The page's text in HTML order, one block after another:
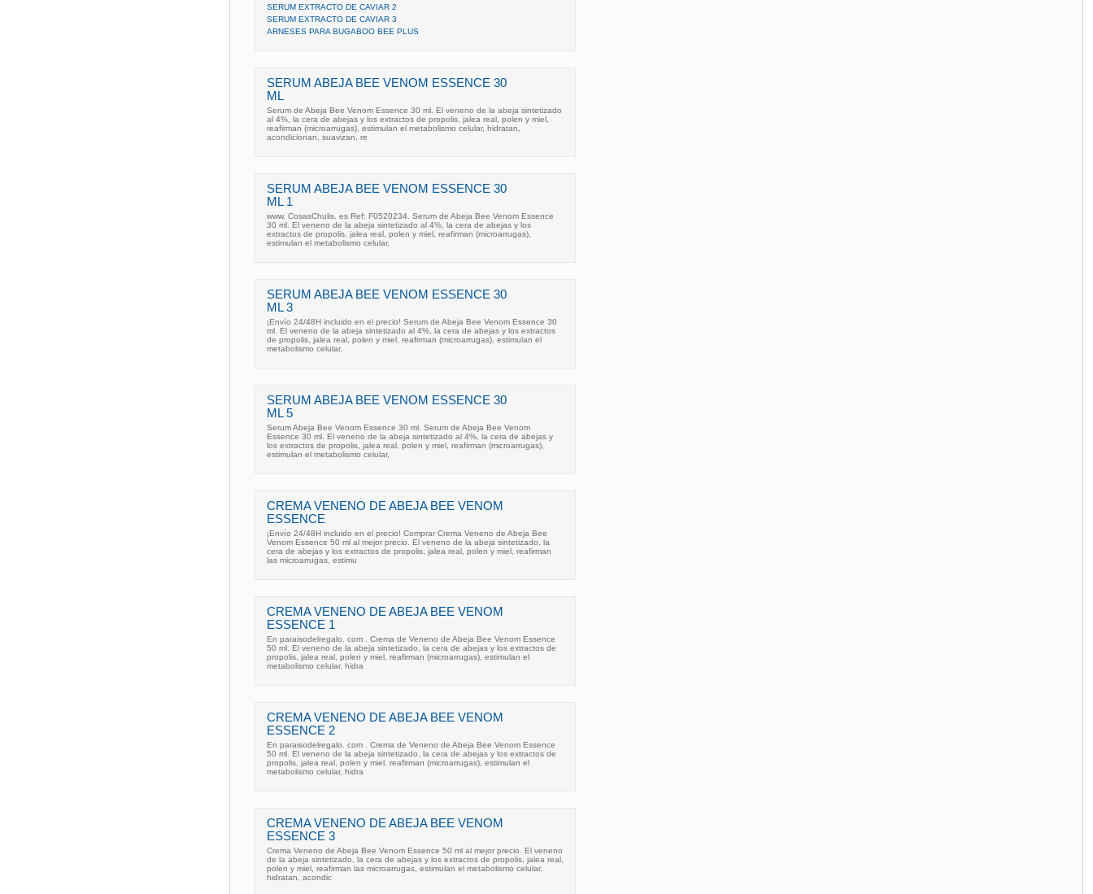
SERUM EXTRACTO DE CAVIAR 2
SERUM EXTRACTO DE CAVIAR 3
ARNESES PARA BUGABOO BEE PLUS
SERUM ABEJA BEE VENOM ESSENCE 30
ML
Serum de Abeja Bee Venom Essence 30 ml. El veneno de la abeja sintetizado
al 4%, la cera de abejas y los extractos de propolis, jalea real, polen y miel,
reafirman (microarrugas), estimulan el metabolismo celular, hidratan,
acondicionan, suavizan, re
SERUM ABEJA BEE VENOM ESSENCE 30
ML 1
www. CosasChulis. es Ref: F0520234. Serum de Abeja Bee Venom Essence
30 ml. El veneno de la abeja sintetizado al 4%, la cera de abejas y los
extractos de propolis, jalea real, polen y miel, reafirman (microarrugas),
estimulan el metabolismo celular,
SERUM ABEJA BEE VENOM ESSENCE 30
ML 3
¡Envío 24/48H incluido en el precio! Serum de Abeja Bee Venom Essence 30
ml. El veneno de la abeja sintetizado al 4%, la cera de abejas y los extractos
de propolis, jalea real, polen y miel, reafirman (microarrugas), estimulan el
metabolismo celular,
SERUM ABEJA BEE VENOM ESSENCE 30
ML 5
Serum Abeja Bee Venom Essence 30 ml. Serum de Abeja Bee Venom
Essence 30 ml. El veneno de la abeja sintetizado al 4%, la cera de abejas y
los extractos de propolis, jalea real, polen y miel, reafirman (microarrugas),
estimulan el metabolismo celular,
CREMA VENENO DE ABEJA BEE VENOM
ESSENCE
¡Envío 24/48H incluido en el precio! Comprar Crema Veneno de Abeja Bee
Venom Essence 50 ml al mejor precio. El veneno de la abeja sintetizado, la
cera de abejas y los extractos de propolis, jalea real, polen y miel, reafirman
las microarrugas, estimu
CREMA VENENO DE ABEJA BEE VENOM
ESSENCE 1
En paraisodelregalo. com . Crema de Veneno de Abeja Bee Venom Essence
50 ml. El veneno de la abeja sintetizado, la cera de abejas y los extractos de
propolis, jalea real, polen y miel, reafirman (microarrugas), estimulan el
metabolismo celular, hidra
CREMA VENENO DE ABEJA BEE VENOM
ESSENCE 2
En paraisodelregalo. com . Crema de Veneno de Abeja Bee Venom Essence
50 ml. El veneno de la abeja sintetizado, la cera de abejas y los extractos de
propolis, jalea real, polen y miel, reafirman (microarrugas), estimulan el
metabolismo celular, hidra
CREMA VENENO DE ABEJA BEE VENOM
ESSENCE 3
Crema Veneno de Abeja Bee Venom Essence 50 ml al mejor precio. El veneno
de la abeja sintetizado, la cera de abejas y los extractos de propolis, jalea real,
polen y miel, reafirman las microarrugas, estimulan el metabolismo celular,
hidratan, acondic